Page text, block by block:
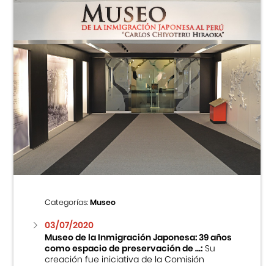
Categorías:Museo
03/07/2020
Museo de la Inmigración Japonesa: 39 años
como espacio de preservación de ...:Su
creación fue iniciativa de la Comisión